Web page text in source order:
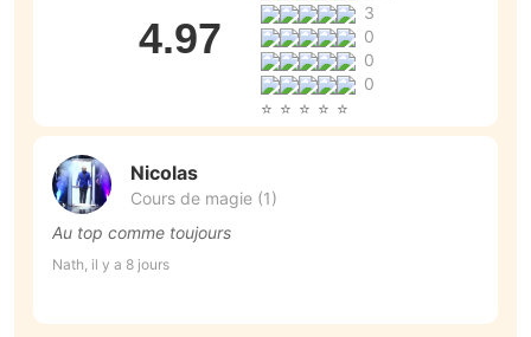
4.97
3
0
0
0
Nicolas
Cours de magie (1)
Au top comme toujours
Nath, il y a 8 jours